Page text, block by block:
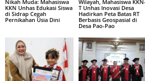
Nikah Muda: Mahasiswa
KKN Unhas Edukasi Siswa
di Sidrap Cegah
Pernikahan Usia Dini
Wilayah, Mahasiswa
T Unhas Inovasi Desa
Hadirkan Peta Batas RT
Berbasis Geospasial di
Desa Pao-Pao